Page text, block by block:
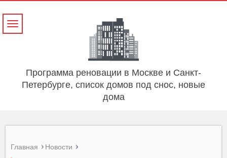
Программа реновации в Москве и Санкт-
Петербурге, список домов под снос, новые
дома
Навигация
Главная Новости